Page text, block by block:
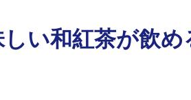
い和紅茶が飲め